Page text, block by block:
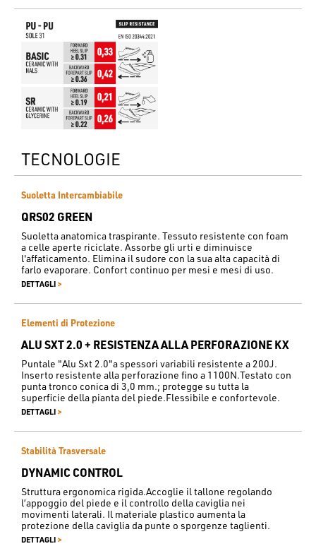
TECNOLOGIE
Suoletta Intercambiabile
QRS02 GREEN
Suoletta anatomica traspirante. Tessuto resistente con foam
a celle aperte riciclate. Assorbe gli urti e diminuisce
l'affaticamento. Elimina il sudore con la sua alta capacità di
farlo evaporare. Confort continuo per mesi e mesi di uso.
DETTAGLI >
Elementi di Protezione
ALU SXT 2.0 + RESISTENZA ALLA PERFORAZIONE KX
Puntale "Alu Sxt 2.0"a spessori variabili resistente a 200J.
Inserto resistente alla perforazione fino a 1100N.Testato con
punta tronco conica di 3,0 mm.; protegge su tutta la
superficie della pianta del piede.Flessibile e confortevole.
DETTAGLI >
Stabilità Trasversale
DYNAMIC CONTROL
Struttura ergonomica rigida.Accoglie il tallone regolando
l’appoggio del piede e il controllo della caviglia nei
movimenti laterali. Il materiale plastico aumenta la
protezione della caviglia da punte o sporgenze taglienti.
DETTAGLI >